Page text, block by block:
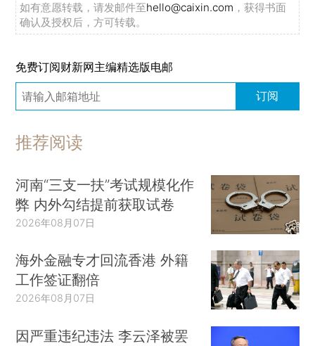
如有意愿转载，请发邮件至hello@caixin.com ，获得书面
确认及授权后，方可转载。
免费订阅财新网主编精选版电邮
订阅
推荐阅读
河南“三支一扶”考试规模化作
弊 内外勾结提前获取试卷
2026年08月07日
海外金融专才回流香港 外籍
工作签证翻倍
2026年08月07日
因严重违纪违法 李云泽被罢